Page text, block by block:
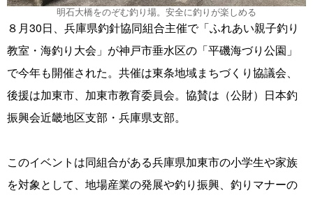
明石大橋をのぞむ釣り場。安全に釣りが楽しめる
８月30日、兵庫県釣針協同組合主催で「ふれあい親子釣り
教室・海釣り大会」が神戸市垂水区の「平磯海づり公園」
で今年も開催された。共催は東条地域まちづくり協議会、
後援は加東市、加東市教育委員会。協賛は（公財）日本釣
振興会近畿地区支部・兵庫県支部。
このイベントは同組合がある兵庫県加東市の小学生や家族
を対象として、地場産業の発展や釣り振興、釣りマナーの